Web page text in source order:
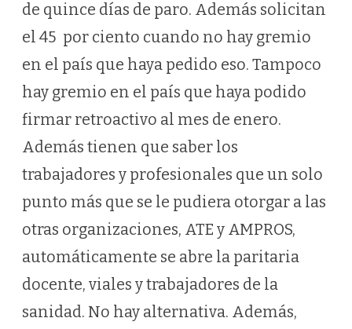
de quince días de paro. Además solicitan
el 45 por ciento cuando no hay gremio
en el país que haya pedido eso. Tampoco
hay gremio en el país que haya podido
firmar retroactivo al mes de enero.
Además tienen que saber los
trabajadores y profesionales que un solo
punto más que se le pudiera otorgar a las
otras organizaciones, ATE y AMPROS,
automáticamente se abre la paritaria
docente, viales y trabajadores de la
sanidad. No hay alternativa. Además,